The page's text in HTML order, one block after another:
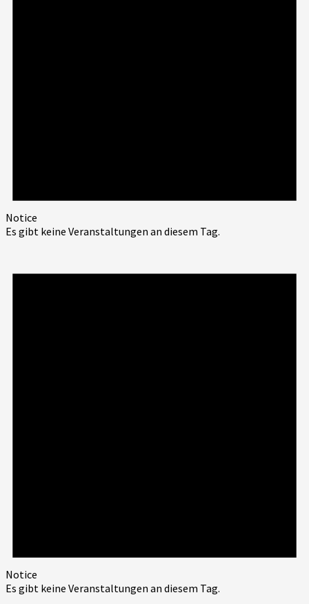
Notice
Es gibt keine Veranstaltungen an diesem Tag.
Notice
Es gibt keine Veranstaltungen an diesem Tag.